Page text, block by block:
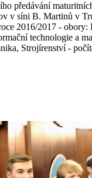
předávání
v síni B. Martinů v
2016/2017 - obory:
technologie a
Strojírenství -